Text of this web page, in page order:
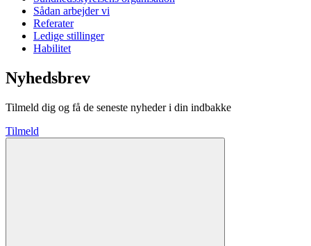
Sådan arbejder vi
Referater
Ledige stillinger
Habilitet
Nyhedsbrev
Tilmeld dig og få de seneste nyheder i din indbakke
Tilmeld